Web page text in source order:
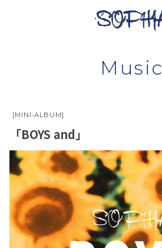
Music
[MINI-ALBUM]
「BOYS and」